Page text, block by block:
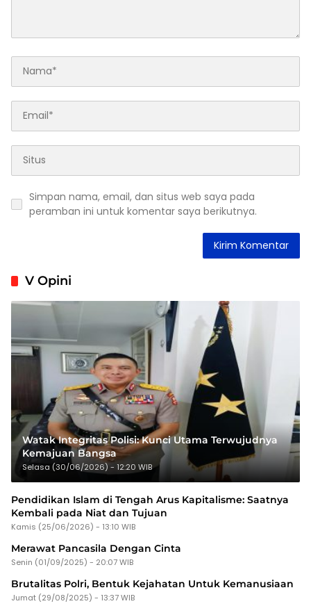
Simpan nama, email, dan situs web saya pada
peramban ini untuk komentar saya berikutnya.
V Opini
Watak Integritas Polisi: Kunci Utama Terwujudnya
Kemajuan Bangsa
Selasa (30/06/2026) - 12:20 WIB
Pendidikan Islam di Tengah Arus Kapitalisme: Saatnya
Kembali pada Niat dan Tujuan
Kamis (25/06/2026) - 13:10 WIB
Merawat Pancasila Dengan Cinta
Senin (01/09/2025) - 20:07 WIB
Brutalitas Polri, Bentuk Kejahatan Untuk Kemanusiaan
Jumat (29/08/2025) - 13:37 WIB